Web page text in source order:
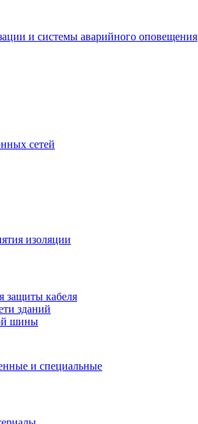
и системы аварийного оповещения
сетей
изоляции
защиты кабеля
зданий
шины
и специальные